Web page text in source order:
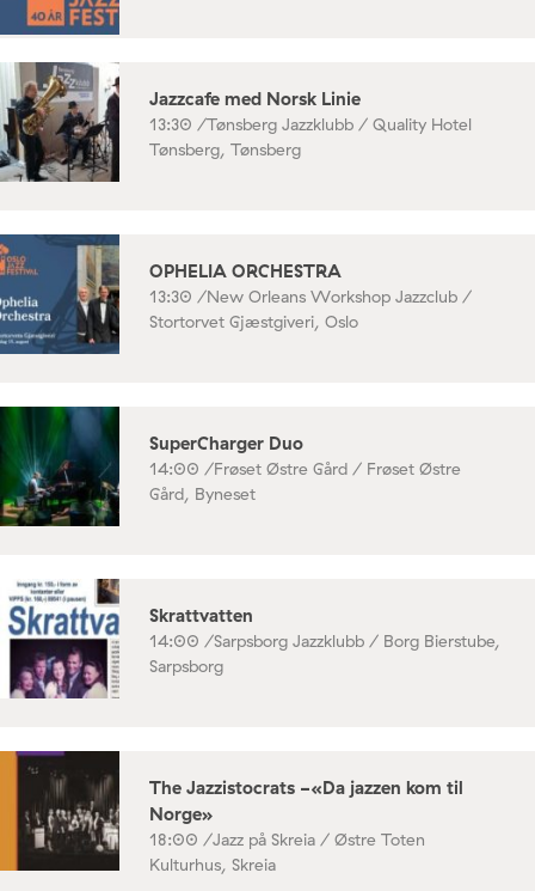
Jazzcafe med Norsk Linie
13:30 /Tønsberg Jazzklubb / Quality Hotel
Tønsberg, Tønsberg
OPHELIA ORCHESTRA
13:30 /New Orleans Workshop Jazzclub /
Stortorvet Gjæstgiveri, Oslo
SuperCharger Duo
14:00 /Frøset Østre Gård / Frøset Østre
Gård, Byneset
Skrattvatten
14:00 /Sarpsborg Jazzklubb / Borg Bierstube,
Sarpsborg
The Jazzistocrats -«Da jazzen kom til
Norge»
18:00 /Jazz på Skreia / Østre Toten
Kulturhus, Skreia